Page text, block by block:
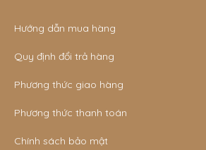
Hướng dẫn mua hàng
Quy định đổi trả hàng
Phương thức giao hàng
Phương thức thanh toán
Chính sách bảo mật